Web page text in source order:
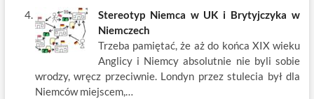
Stereotyp Niemca w UK i Brytyjczyka w
Niemczech
Trzeba pamiętać, że aż do końca XIX wieku
Anglicy i Niemcy absolutnie nie byli sobie
wrodzy, wręcz przeciwnie. Londyn przez stulecia był dla
Niemców miejscem,…